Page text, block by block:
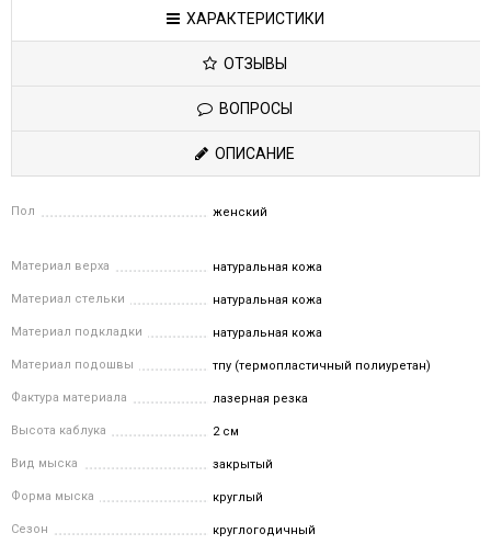
ХАРАКТЕРИСТИКИ
ОТЗЫВЫ
ВОПРОСЫ
ОПИСАНИЕ
Пол женский
Материал верха натуральная кожа
Материал стельки натуральная кожа
Материал подкладки натуральная кожа
Материал подошвы тпу (термопластичный полиуретан)
Фактура материала лазерная резка
Высота каблука 2 см
Вид мыска закрытый
Форма мыска круглый
Сезон круглогодичный